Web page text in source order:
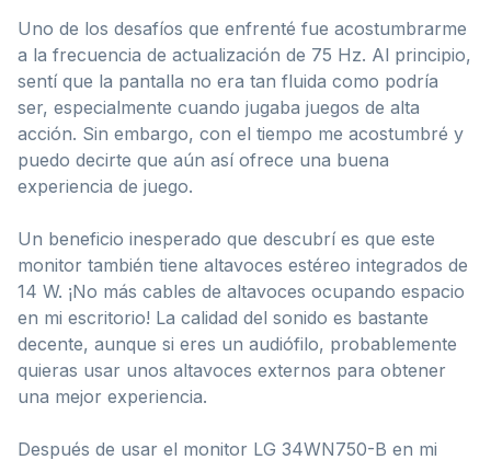
Uno de los desafíos que enfrenté fue acostumbrarme
a la frecuencia de actualización de 75 Hz. Al principio,
sentí que la pantalla no era tan fluida como podría
ser, especialmente cuando jugaba juegos de alta
acción. Sin embargo, con el tiempo me acostumbré y
puedo decirte que aún así ofrece una buena
experiencia de juego.
Un beneficio inesperado que descubrí es que este
monitor también tiene altavoces estéreo integrados de
14 W. ¡No más cables de altavoces ocupando espacio
en mi escritorio! La calidad del sonido es bastante
decente, aunque si eres un audiófilo, probablemente
quieras usar unos altavoces externos para obtener
una mejor experiencia.
Después de usar el monitor LG 34WN750-B en mi